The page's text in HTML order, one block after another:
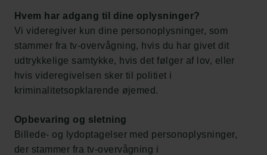
Hvem har adgang til dine oplysninger?
Vi videregiver kun dine personoplysninger, som
stammer fra tv-overvågning, hvis du har givet dit
udtrykkelige samtykke, hvis det følger af lov, eller
hvis videregivelsen sker til politiet i
kriminalitetsopklarende øjemed.
Opbevaring og sletning
Billede- og lydoptagelser med personoplysninger,
der stammer fra tv-overvågning i